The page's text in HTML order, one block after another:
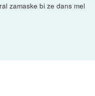
zamaske bi ze dans mel